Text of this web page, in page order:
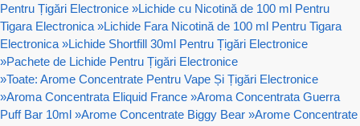
Pentru Țigări Electronice »Lichide cu Nicotină de 100 ml Pentru
Tigara Electronica »Lichide Fara Nicotină de 100 ml Pentru Tigara
Electronica »Lichide Shortfill 30ml Pentru Țigări Electronice
»Pachete de Lichide Pentru Țigări Electronice
»Toate: Arome Concentrate Pentru Vape Și Țigări Electronice
»Aroma Concentrata Eliquid France »Aroma Concentrata Guerra
Puff Bar 10ml »Arome Concentrate Biggy Bear »Arome Concentrate